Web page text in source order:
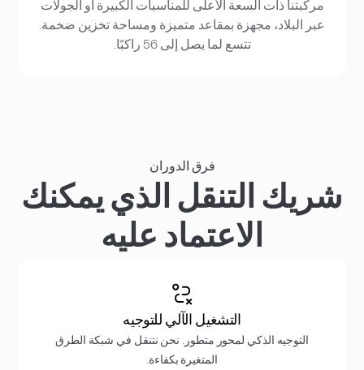
مركبتنا ذات السعة الأعلى للمناسبات الكبيرة أو الجولات
عبر البلاد، مجهزة بمقاعد متميزة ومساحة تخزين ضخمة.
تتسع لما يصل إلى 56 راكبًا.
فرق الدوران
شريك التنقل الذي يمكنك
الاعتماد عليه
التشغيل الآلي للتوجيه
التوجيه الذكي لمحور متطور. نحن نتنقل في شبكة الطرق
المتغيرة بكفاءة.